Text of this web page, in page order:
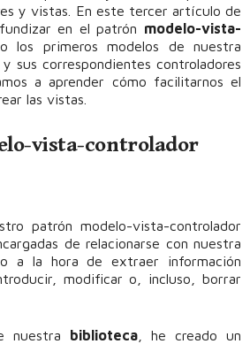
y vistas. En este tercer artículo de
en el patrón modelo-vista-
los primeros modelos de nuestra
y sus correspondientes controladores
a aprender cómo facilitarnos el
las vistas.
vista-controlador
patrón modelo-vista-controlador
de relacionarse con nuestra
a la hora de extraer información
modificar o, incluso, borrar
nuestra biblioteca , he creado un